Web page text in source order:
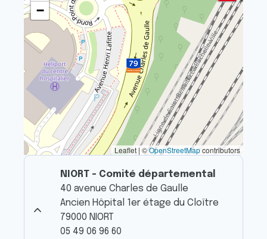
−
Leaflet | ©OpenStreetMapcontributors
NIORT - Comité départemental
40 avenue Charles de Gaulle
Ancien Hôpital 1er étage du Cloître
79000 NIORT
05 49 06 96 60